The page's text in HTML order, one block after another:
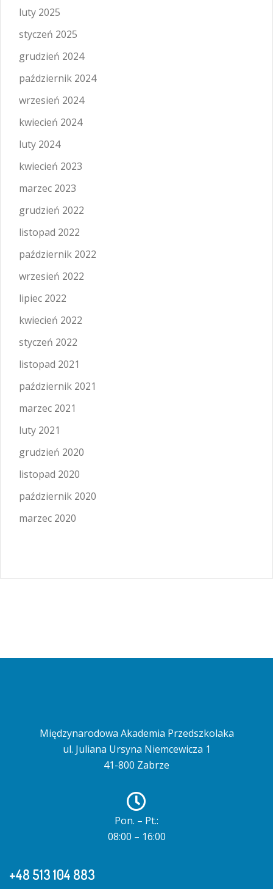
luty 2025
styczeń 2025
grudzień 2024
październik 2024
wrzesień 2024
kwiecień 2024
luty 2024
kwiecień 2023
marzec 2023
grudzień 2022
listopad 2022
październik 2022
wrzesień 2022
lipiec 2022
kwiecień 2022
styczeń 2022
listopad 2021
październik 2021
marzec 2021
luty 2021
grudzień 2020
listopad 2020
październik 2020
marzec 2020
Międzynarodowa Akademia Przedszkolaka
ul. Juliana Ursyna Niemcewicza 1
41-800 Zabrze
Pon. – Pt.:
08:00 – 16:00
+48 513 104 883